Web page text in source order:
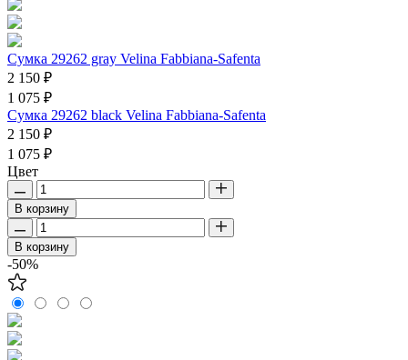
Сумка 29262 gray Velina Fabbiana-Safenta
2 150 ₽
1 075 ₽
Сумка 29262 black Velina Fabbiana-Safenta
2 150 ₽
1 075 ₽
Цвет
В корзину
В корзину
-50%